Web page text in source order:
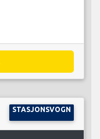
STASJONSVOGN